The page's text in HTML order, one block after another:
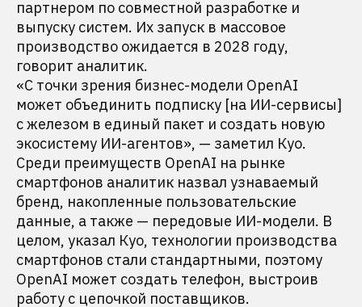
партнером по совместной разработке и
выпуску систем. Их запуск в массовое
производство ожидается в 2028 году,
говорит аналитик.
«С точки зрения бизнес-модели OpenAI
может объединить подписку [на ИИ-сервисы]
с железом в единый пакет и создать новую
экосистему ИИ-агентов», — заметил Куо.
Среди преимуществ OpenAI на рынке
смартфонов аналитик назвал узнаваемый
бренд, накопленные пользовательские
данные, а также — передовые ИИ-модели. В
целом, указал Куо, технологии производства
смартфонов стали стандартными, поэтому
OpenAI может создать телефон, выстроив
работу с цепочкой поставщиков.